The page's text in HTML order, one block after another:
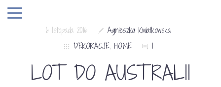
6 listopada 2016
Agnieszka Kwiatkowska
DEKORACJE, HOME 1
LOT DO AUSTRALII